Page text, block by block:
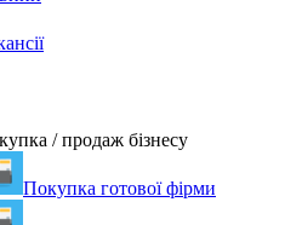
/ продаж бізнесу
Покупка готової фірми